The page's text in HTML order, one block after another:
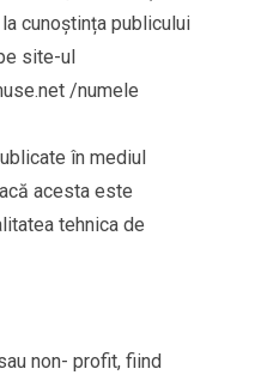
cunoștința publicului
site-ul
/numele
în mediul
acesta este
tehnica de
non- profit, fiind